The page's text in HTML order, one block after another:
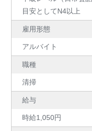
目安としてN4以上
雇用形態
アルバイト
職種
清掃
給与
時給1,050円